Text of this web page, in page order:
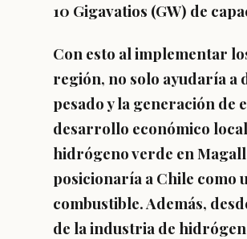
10 Gigavatios (GW) de
Con esto al implementar
región, no solo ayudaría
pesado y la generación
desarrollo económico
hidrógeno verde en
posicionaría a Chile como
combustible. Además,
de la industria de